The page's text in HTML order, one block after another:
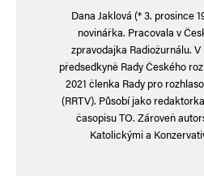
Dana Jaklová (* 3. prosince
novinářka. Pracovala v
zpravodajka Radiožurnálu. V
předsedkyně Rady Českého
2021 členka Rady pro
(RRTV). Působí jako
časopisu TO. Zároveň
Katolickými a